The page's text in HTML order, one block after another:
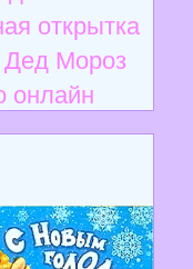
открытка
Мороз
онлайн